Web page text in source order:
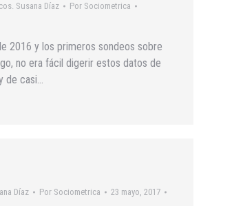
Susana Díaz Por Sociometrica
2016 y los primeros sondeos sobre
no era fácil digerir estos datos de
de casi…
Díaz Por Sociometrica
23 mayo, 2017